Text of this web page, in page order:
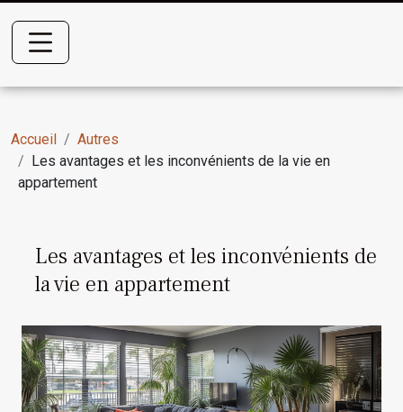
Accueil
Autres
Les avantages et les inconvénients de la vie en
appartement
Les avantages et les inconvénients de
la vie en appartement